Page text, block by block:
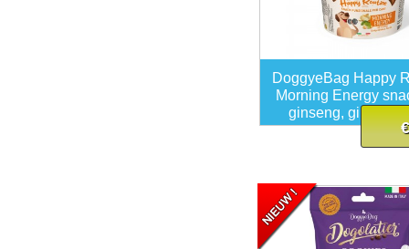
DoggyeBag Happy
Morning Energy
ginseng, ginkgo
taurine